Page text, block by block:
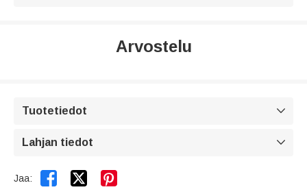
Arvostelu
Tuotetiedot 
Lahjan tiedot 
Jaa:  